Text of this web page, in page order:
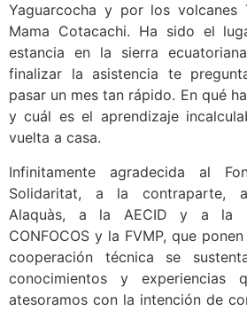
Yaguarcocha y por los volcanes
Mama Cotacachi. Ha sido el
estancia en la sierra
finalizar la asistencia te
pasar un mes tan rápido. En qué
y cuál es el aprendizaje
vuelta a casa.
Infinitamente agradecida al
Solidaritat, a la contraparte,
Alaquàs, a la AECID y a la
CONFOCOS y la FVMP, que
cooperación técnica se
conocimientos y
atesoramos con la intención de